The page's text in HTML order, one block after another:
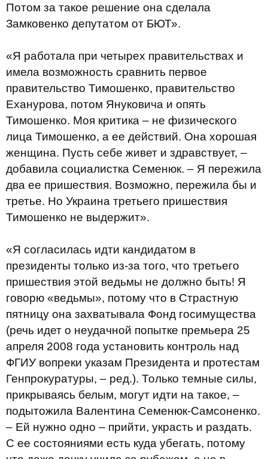
Потом за такое решение она сделала
Замковенко депутатом от БЮТ».
«Я работала при четырех правительствах и
имела возможность сравнить первое
правительство Тимошенко, правительство
Еханурова, потом Януковича и опять
Тимошенко. Моя критика – не физического
лица Тимошенко, а ее действий. Она хорошая
женщина. Пусть себе живет и здравствует, –
добавила социалистка Семенюк. – Я пережила
два ее пришествия. Возможно, пережила бы и
третье. Но Украина третьего пришествия
Тимошенко не выдержит».
«Я согласилась идти кандидатом в
президенты только из-за того, что третьего
пришествия этой ведьмы не должно быть! Я
говорю «ведьмы», потому что в Страстную
пятницу она захватывала Фонд госимущества
(речь идет о неудачной попытке премьера 25
апреля 2008 года установить контроль над
ФГИУ вопреки указам Президента и протестам
Генпрокуратуры, – ред.). Только темные силы,
прикрываясь белым, могут идти на такое, –
подытожила Валентина Семенюк-Самсоненко.
– Ей нужно одно – прийти, украсть и раздать.
С ее состояниями есть куда убегать, потому